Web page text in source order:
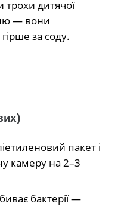
дитячої
— вони
за соду.
пакет і
камеру на 2–3
бактерії —